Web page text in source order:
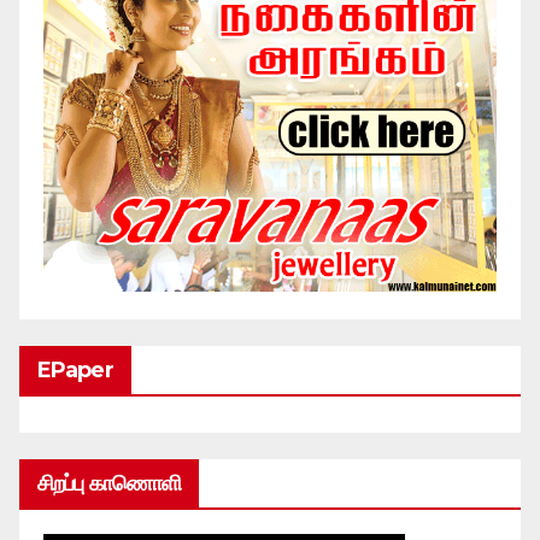
EPaper
சிறப்பு காணொளி